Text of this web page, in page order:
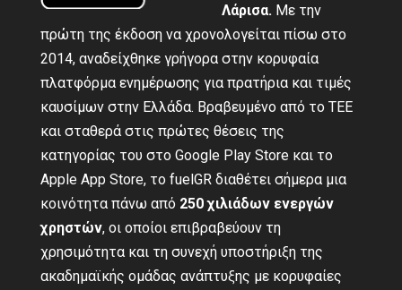
Λάρισα. Με την
πρώτη της έκδοση να χρονολογείται πίσω στο
2014, αναδείχθηκε γρήγορα στην κορυφαία
πλατφόρμα ενημέρωσης για πρατήρια και τιμές
καυσίμων στην Ελλάδα. Βραβευμένο από το ΤΕΕ
και σταθερά στις πρώτες θέσεις της
κατηγορίας του στο Google Play Store και το
Apple App Store, το fuelGR διαθέτει σήμερα μια
κοινότητα πάνω από 250 χιλιάδων ενεργών
χρηστών, οι οποίοι επιβραβεύουν τη
χρησιμότητα και τη συνεχή υποστήριξη της
ακαδημαϊκής ομάδας ανάπτυξης με κορυφαίες